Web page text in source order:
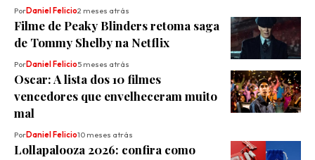
PorDaniel Felicio2 meses atrás
Filme de Peaky Blinders retoma saga
de Tommy Shelby na Netflix
PorDaniel Felicio5 meses atrás
Oscar: A lista dos 10 filmes
vencedores que envelheceram muito
mal
PorDaniel Felicio10 meses atrás
Lollapalooza 2026: confira como